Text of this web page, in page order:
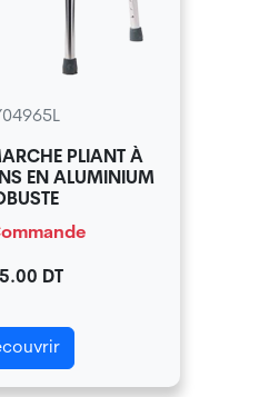
PLIANT À
EN ALUMINIUM
DT